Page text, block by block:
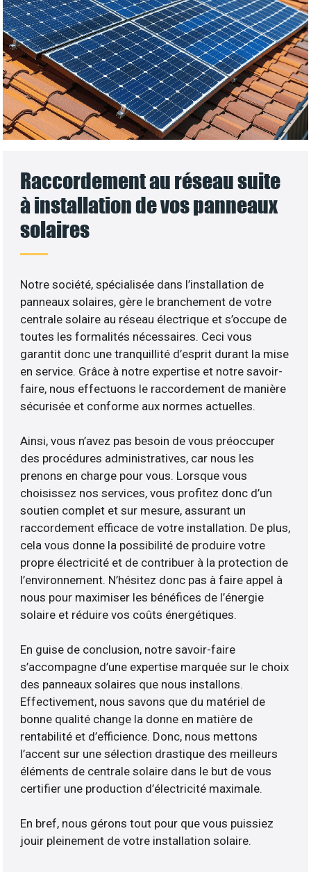
Raccordement au réseau suite
à installation de vos panneaux
solaires
Notre société, spécialisée dans l’installation de
panneaux solaires, gère le branchement de votre
centrale solaire au réseau électrique et s’occupe de
toutes les formalités nécessaires. Ceci vous
garantit donc une tranquillité d’esprit durant la mise
en service. Grâce à notre expertise et notre savoir-
faire, nous effectuons le raccordement de manière
sécurisée et conforme aux normes actuelles.
Ainsi, vous n’avez pas besoin de vous préoccuper
des procédures administratives, car nous les
prenons en charge pour vous. Lorsque vous
choisissez nos services, vous profitez donc d’un
soutien complet et sur mesure, assurant un
raccordement efficace de votre installation. De plus,
cela vous donne la possibilité de produire votre
propre électricité et de contribuer à la protection de
l’environnement. N’hésitez donc pas à faire appel à
nous pour maximiser les bénéfices de l’énergie
solaire et réduire vos coûts énergétiques.
En guise de conclusion, notre savoir-faire
s’accompagne d’une expertise marquée sur le choix
des panneaux solaires que nous installons.
Effectivement, nous savons que du matériel de
bonne qualité change la donne en matière de
rentabilité et d’efficience. Donc, nous mettons
l’accent sur une sélection drastique des meilleurs
éléments de centrale solaire dans le but de vous
certifier une production d’électricité maximale.
En bref, nous gérons tout pour que vous puissiez
jouir pleinement de votre installation solaire.